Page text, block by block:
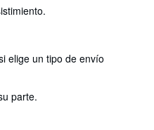
elige un tipo de envío
parte.